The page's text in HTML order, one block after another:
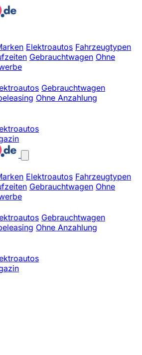
Elektroautos Fahrzeugtypen
Gebrauchtwagen Ohne
Gebrauchtwagen
Ohne Anzahlung
Elektroautos Fahrzeugtypen
Gebrauchtwagen Ohne
Gebrauchtwagen
Ohne Anzahlung